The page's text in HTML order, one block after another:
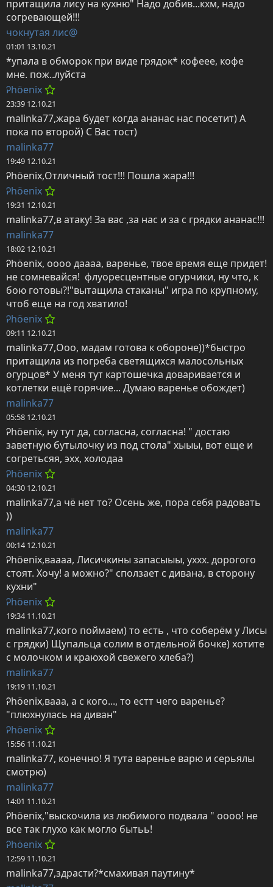
притащила лису на кухню" Надо добив...кхм, надо
согревающей!!!
чокнутая лис@
01:01 13.10.21
*упала в обморок при виде грядок* кофеее, кофе
мне. пож..луйста
Ꭾhöenix
23:39 12.10.21
malinka77,жара будет когда ананас нас посетит) А
пока по второй) С Вас тост)
malinka77
19:49 12.10.21
Ꭾhöenix,Отличный тост!!! Пошла жара!!!
Ꭾhöenix
19:31 12.10.21
malinka77,в атаку! За вас ,за нас и за с грядки ананас!!!
malinka77
18:02 12.10.21
Ꭾhöenix, оооо даааа, варенье, твое время еще придет!
не сомневайся!  флуоресцентные огурчики, ну что, к
бою готовы?!"вытащила стаканы" игра по крупному,
чтоб еще на год хватило!
Ꭾhöenix
09:11 12.10.21
malinka77,Ооо, мадам готова к обороне))*быстро
притащила из погреба светящихся малосольных
огурцов* У меня тут картошечка доваривается и
котлетки ещё горячие... Думаю варенье обождет)
malinka77
05:58 12.10.21
Ꭾhöenix, ну тут да, согласна, согласна! " достаю
заветную бутылочку из под стола" хыыы, вот еще и
согретьсяя, эхх, холодаа
Ꭾhöenix
04:30 12.10.21
malinka77,а чё нет то? Осень же, пора себя радовать
))
malinka77
00:14 12.10.21
Ꭾhöenix,ваааа, Лисичкины запасыыы, уххх. дорогого
стоят. Хочу! а можно?" сползает с дивана, в сторону
кухни"
Ꭾhöenix
19:34 11.10.21
malinka77,кого поймаем) то есть , что соберём у Лисы
с грядки) Щупальца солим в отдельной бочке) хотите
с молочком и краюхой свежего хлеба?)
malinka77
19:19 11.10.21
Ꭾhöenix,вааа, а с кого..., то естт чего варенье?
"плюхнулась на диван"
Ꭾhöenix
15:56 11.10.21
malinka77, конечно! Я тута варенье варю и серьялы
смотрю)
malinka77
14:01 11.10.21
Ꭾhöenix,"выскочила из любимого подвала " оооо! не
все так глухо как могло бытьь!
Ꭾhöenix
12:59 11.10.21
malinka77,здрасти?*смахивая паутину*